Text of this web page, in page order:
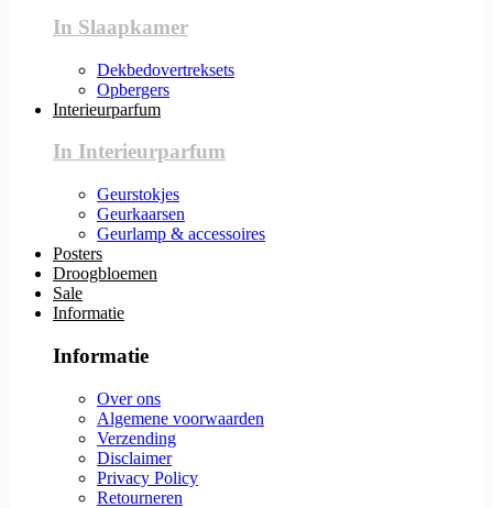
In Slaapkamer
Dekbedovertreksets
Opbergers
Interieurparfum
In Interieurparfum
Geurstokjes
Geurkaarsen
Geurlamp & accessoires
Posters
Droogbloemen
Sale
Informatie
Informatie
Over ons
Algemene voorwaarden
Verzending
Disclaimer
Privacy Policy
Retourneren